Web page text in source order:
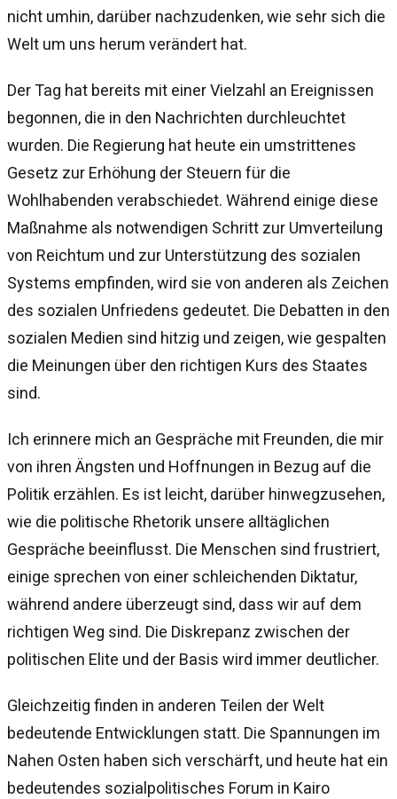
nicht umhin, darüber nachzudenken, wie sehr sich die
Welt um uns herum verändert hat.
Der Tag hat bereits mit einer Vielzahl an Ereignissen
begonnen, die in den Nachrichten durchleuchtet
wurden. Die Regierung hat heute ein umstrittenes
Gesetz zur Erhöhung der Steuern für die
Wohlhabenden verabschiedet. Während einige diese
Maßnahme als notwendigen Schritt zur Umverteilung
von Reichtum und zur Unterstützung des sozialen
Systems empfinden, wird sie von anderen als Zeichen
des sozialen Unfriedens gedeutet. Die Debatten in den
sozialen Medien sind hitzig und zeigen, wie gespalten
die Meinungen über den richtigen Kurs des Staates
sind.
Ich erinnere mich an Gespräche mit Freunden, die mir
von ihren Ängsten und Hoffnungen in Bezug auf die
Politik erzählen. Es ist leicht, darüber hinwegzusehen,
wie die politische Rhetorik unsere alltäglichen
Gespräche beeinflusst. Die Menschen sind frustriert,
einige sprechen von einer schleichenden Diktatur,
während andere überzeugt sind, dass wir auf dem
richtigen Weg sind. Die Diskrepanz zwischen der
politischen Elite und der Basis wird immer deutlicher.
Gleichzeitig finden in anderen Teilen der Welt
bedeutende Entwicklungen statt. Die Spannungen im
Nahen Osten haben sich verschärft, und heute hat ein
bedeutendes sozialpolitisches Forum in Kairo